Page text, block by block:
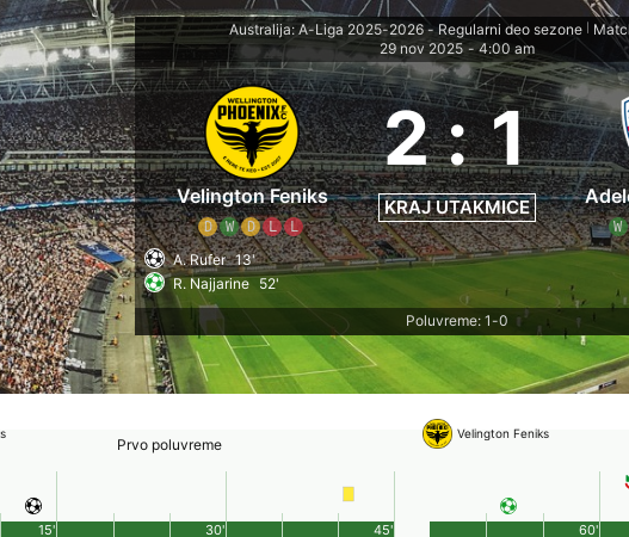
Australija: A-Liga 2025-2026 - Regularni deo sezone
29 nov 2025 - 4:00 am
Velington Feniks
D W D L L
2: 1
KRAJ UTAKMICE
W
A. Rufer 13'
R. Najjarine 52'
Poluvreme: 1-0
Prvo poluvreme
45'
15' 30'
Velington Feniks
60'